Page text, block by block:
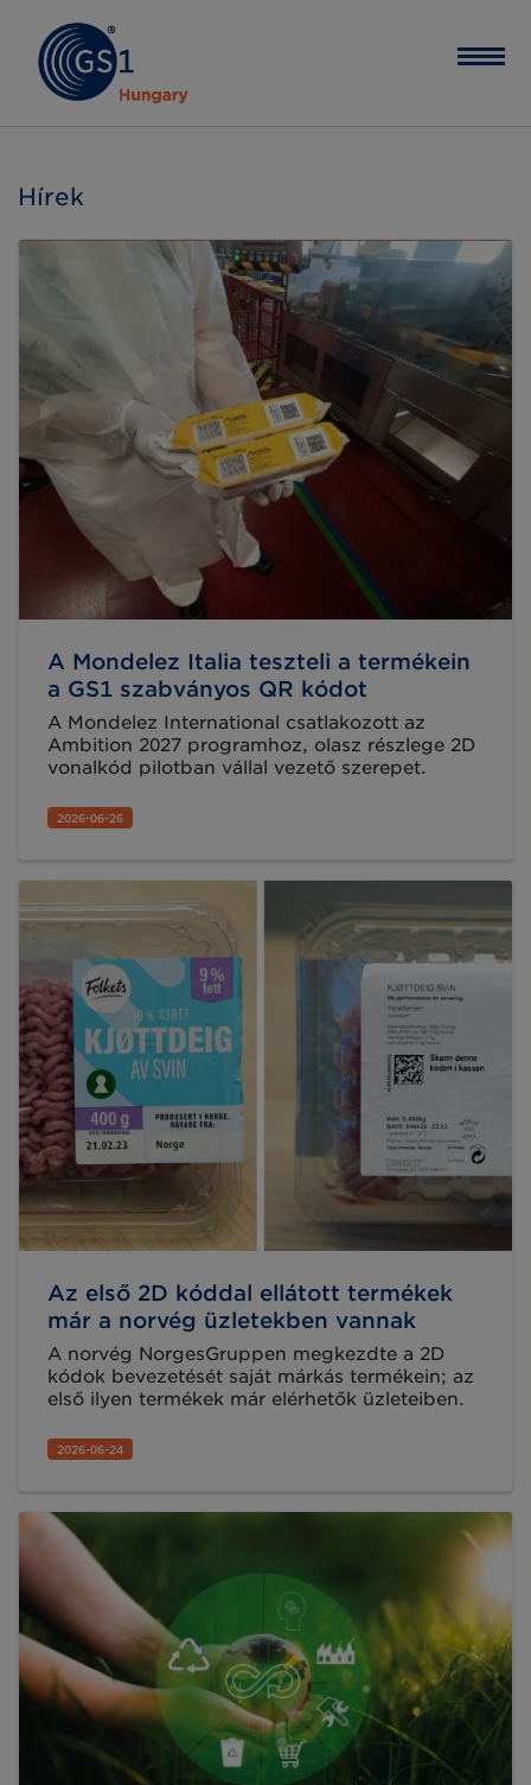
Hírek
A Mondelez Italia teszteli a termékein
a GS1 szabványos QR kódot
A Mondelez International csatlakozott az
Ambition 2027 programhoz, olasz részlege 2D
vonalkód pilotban vállal vezető szerepet.
2026-06-26
Az első 2D kóddal ellátott termékek
már a norvég üzletekben vannak
A norvég NorgesGruppen megkezdte a 2D
kódok bevezetését saját márkás termékein; az
első ilyen termékek már elérhetők üzleteiben.
2026-06-24